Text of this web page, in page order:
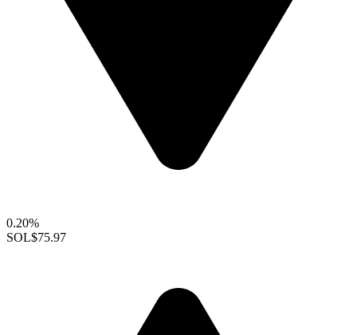
0.20%
SOL$75.97